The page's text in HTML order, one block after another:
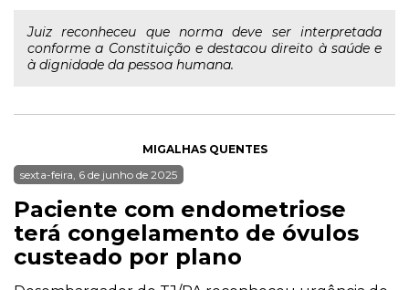
Juiz reconheceu que norma deve ser interpretada
conforme a Constituição e destacou direito à saúde e
à dignidade da pessoa humana.
MIGALHAS QUENTES
sexta-feira, 6 de junho de 2025
Paciente com endometriose
terá congelamento de óvulos
custeado por plano